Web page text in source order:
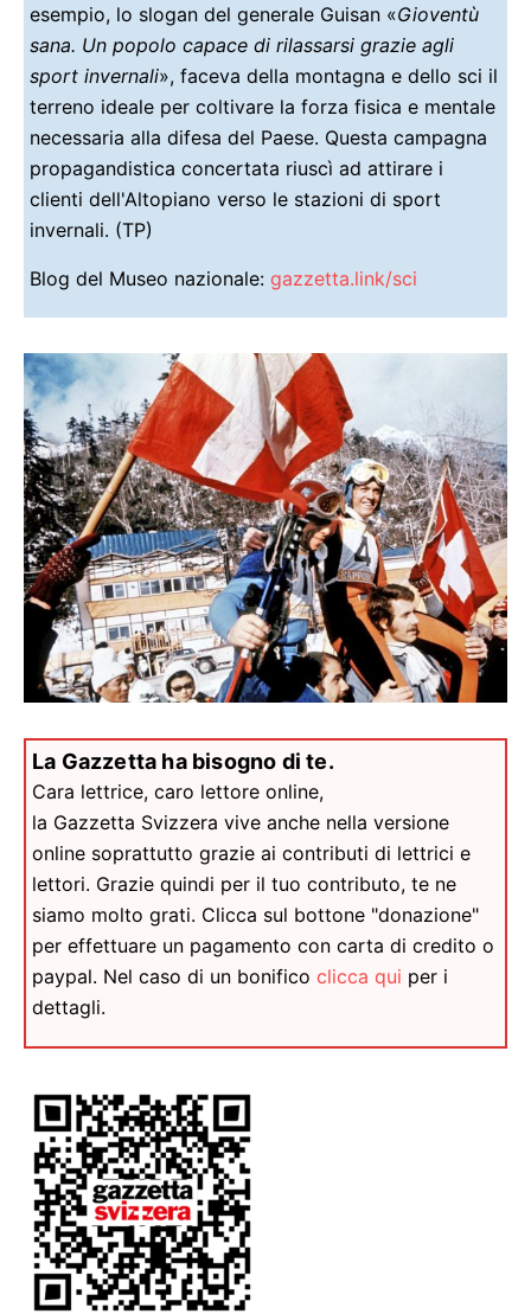
esempio, lo slogan del generale Guisan «Gioventù
sana. Un popolo capace di rilassarsi grazie agli
sport invernali», faceva della montagna e dello sci il
terreno ideale per coltivare la forza fisica e mentale
necessaria alla difesa del Paese. Questa campagna
propagandistica concertata riuscì ad attirare i
clienti dell'Altopiano verso le stazioni di sport
invernali. (TP)
Blog del Museo nazionale: gazzetta.link/sci
La Gazzetta ha bisogno di te.
Cara lettrice, caro lettore online,
la Gazzetta Svizzera vive anche nella versione
online soprattutto grazie ai contributi di lettrici e
lettori. Grazie quindi per il tuo contributo, te ne
siamo molto grati. Clicca sul bottone "donazione"
per effettuare un pagamento con carta di credito o
paypal. Nel caso di un bonifico clicca qui per i
dettagli.